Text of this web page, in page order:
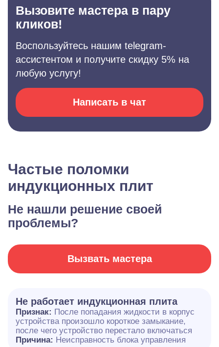
Вызовите мастера в пару
кликов!
Воспользуйтесь нашим telegram-
ассистентом и получите скидку 5% на
любую услугу!
Написать в чат
Частые поломки
индукционных плит
Не нашли решение своей
проблемы?
Вызвать мастера
Не работает индукционная плита
Признак: После попадания жидкости в корпус
устройства произошло короткое замыкание,
после чего устройство перестало включаться
Причина: Неисправность блока управления